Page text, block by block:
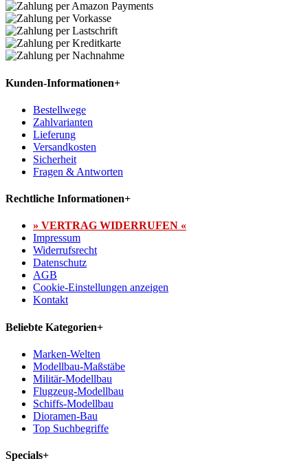
Kunden-Informationen+
Bestellwege
Zahlvarianten
Lieferung
Versandkosten
Sicherheit
Fragen & Antworten
Rechtliche Informationen+
» VERTRAG WIDERRUFEN «
Impressum
Widerrufsrecht
Datenschutz
AGB
Cookie-Einstellungen anzeigen
Kontakt
Beliebte Kategorien+
Marken-Welten
Modellbau-Maßstäbe
Militär-Modellbau
Flugzeug-Modellbau
Schiffs-Modellbau
Dioramen-Bau
Top Suchbegriffe
Specials+